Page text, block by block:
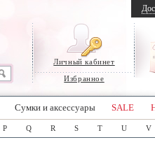
Личный кабинет
Избранное
Сумки и аксессуары SALE
P Q R S T U V